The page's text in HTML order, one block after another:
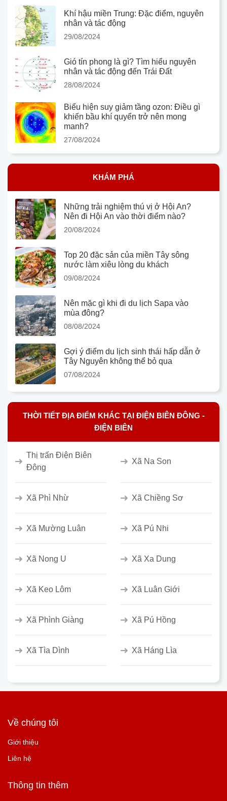
Khí hậu miền Trung: Đặc điểm, nguyên
nhân và tác động
29/08/2024
Gió tín phong là gì? Tìm hiểu nguyên
nhân và tác động đến Trái Đất
28/08/2024
Biểu hiện suy giảm tầng ozon: Điều gì
khiến bầu khí quyển trở nên mong
manh?
27/08/2024
KHÁM PHÁ
Những trải nghiệm thú vị ở Hội An?
Nên đi Hội An vào thời điểm nào?
20/08/2024
Top 20 đặc sản của miền Tây sông
nước làm xiêu lòng du khách
09/08/2024
Nên mặc gì khi đi du lịch Sapa vào
mùa đông?
08/08/2024
Gợi ý điểm du lịch sinh thái hấp dẫn ở
Tây Nguyên không thể bỏ qua
07/08/2024
THỜI TIẾT ĐỊA ĐIỂM KHÁC TẠI ĐIỆN BIÊN ĐÔNG -
ĐIỆN BIÊN
Thị trấn Điện Biên
Đông
Xã Na Son
Xã Phì Nhừ Xã Chiềng Sơ
Xã Mường Luân Xã Pú Nhi
Xã Nong U Xã Xa Dung
Xã Keo Lôm Xã Luân Giới
Xã Phình Giàng Xã Pú Hồng
Xã Tìa Dình Xã Háng Lìa
Về chúng tôi
Giới thiệu
Liên hệ
Thông tin thêm